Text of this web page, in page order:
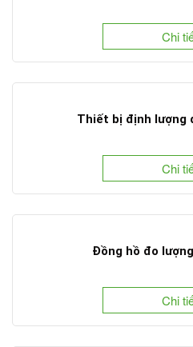
Chi
Thiết bị định lượng
Chi
Đồng hồ đo
Chi